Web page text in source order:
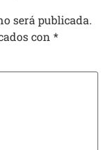
será publicada.
con *